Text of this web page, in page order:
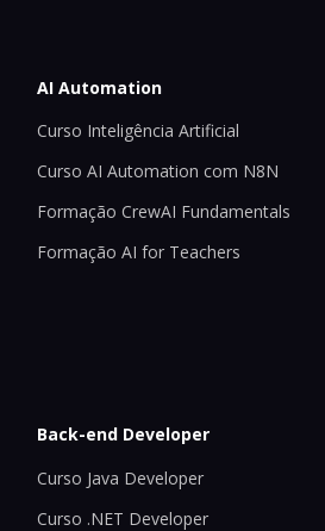
AI Automation
Curso Inteligência Artificial
Curso AI Automation com N8N
Formação CrewAI Fundamentals
Formação AI for Teachers
Back-end Developer
Curso Java Developer
Curso .NET Developer